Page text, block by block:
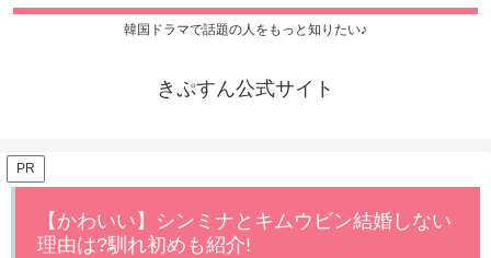
韓国ドラマで話題の人をもっと知りたい♪
きぷすん公式サイト
PR
【かわいい】シンミナとキムウビン結婚しない
理由は?馴れ初めも紹介!